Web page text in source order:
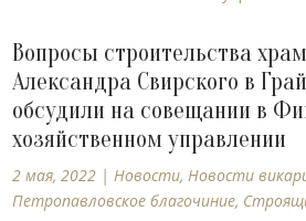
Вопросы строительства
Александра Свирского в
обсудили на совещании в
хозяйственном управлении
2 мая, 2022 |Новости,Новости
Петропавловское благочиние,